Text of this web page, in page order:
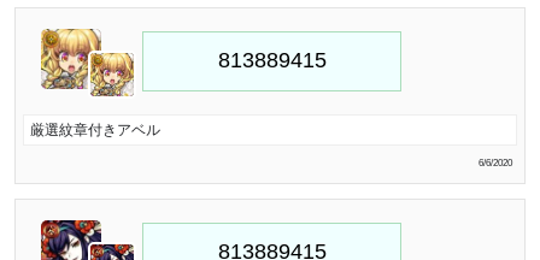
厳選紋章付きアベル
6/6/2020